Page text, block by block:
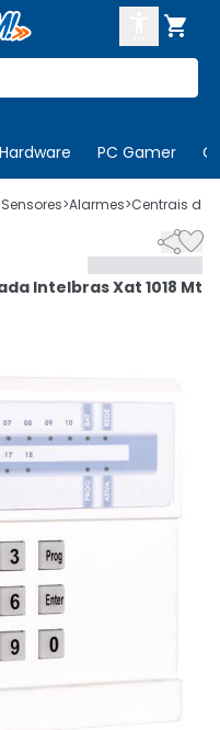

Hardware PC Gamer
SE
>Alarmes>Centrais de

Intelbras Xat 1018 Mt